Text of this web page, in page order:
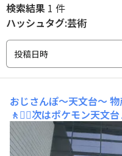
検索結果 1 件
ハッシュタグ:芸術
投稿日時
おじさんぽ〜天文台〜 物
🚶🚶‍♀️次はポケモン天文
をパシャリ📸